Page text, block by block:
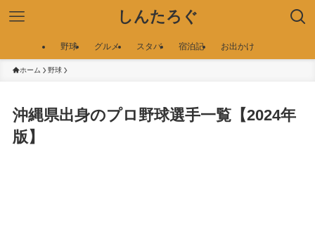
しんたろぐ
野球 グルメ スタバ 宿泊記 お出かけ
ホーム 野球
沖縄県出身のプロ野球選手一覧【2024年
版】